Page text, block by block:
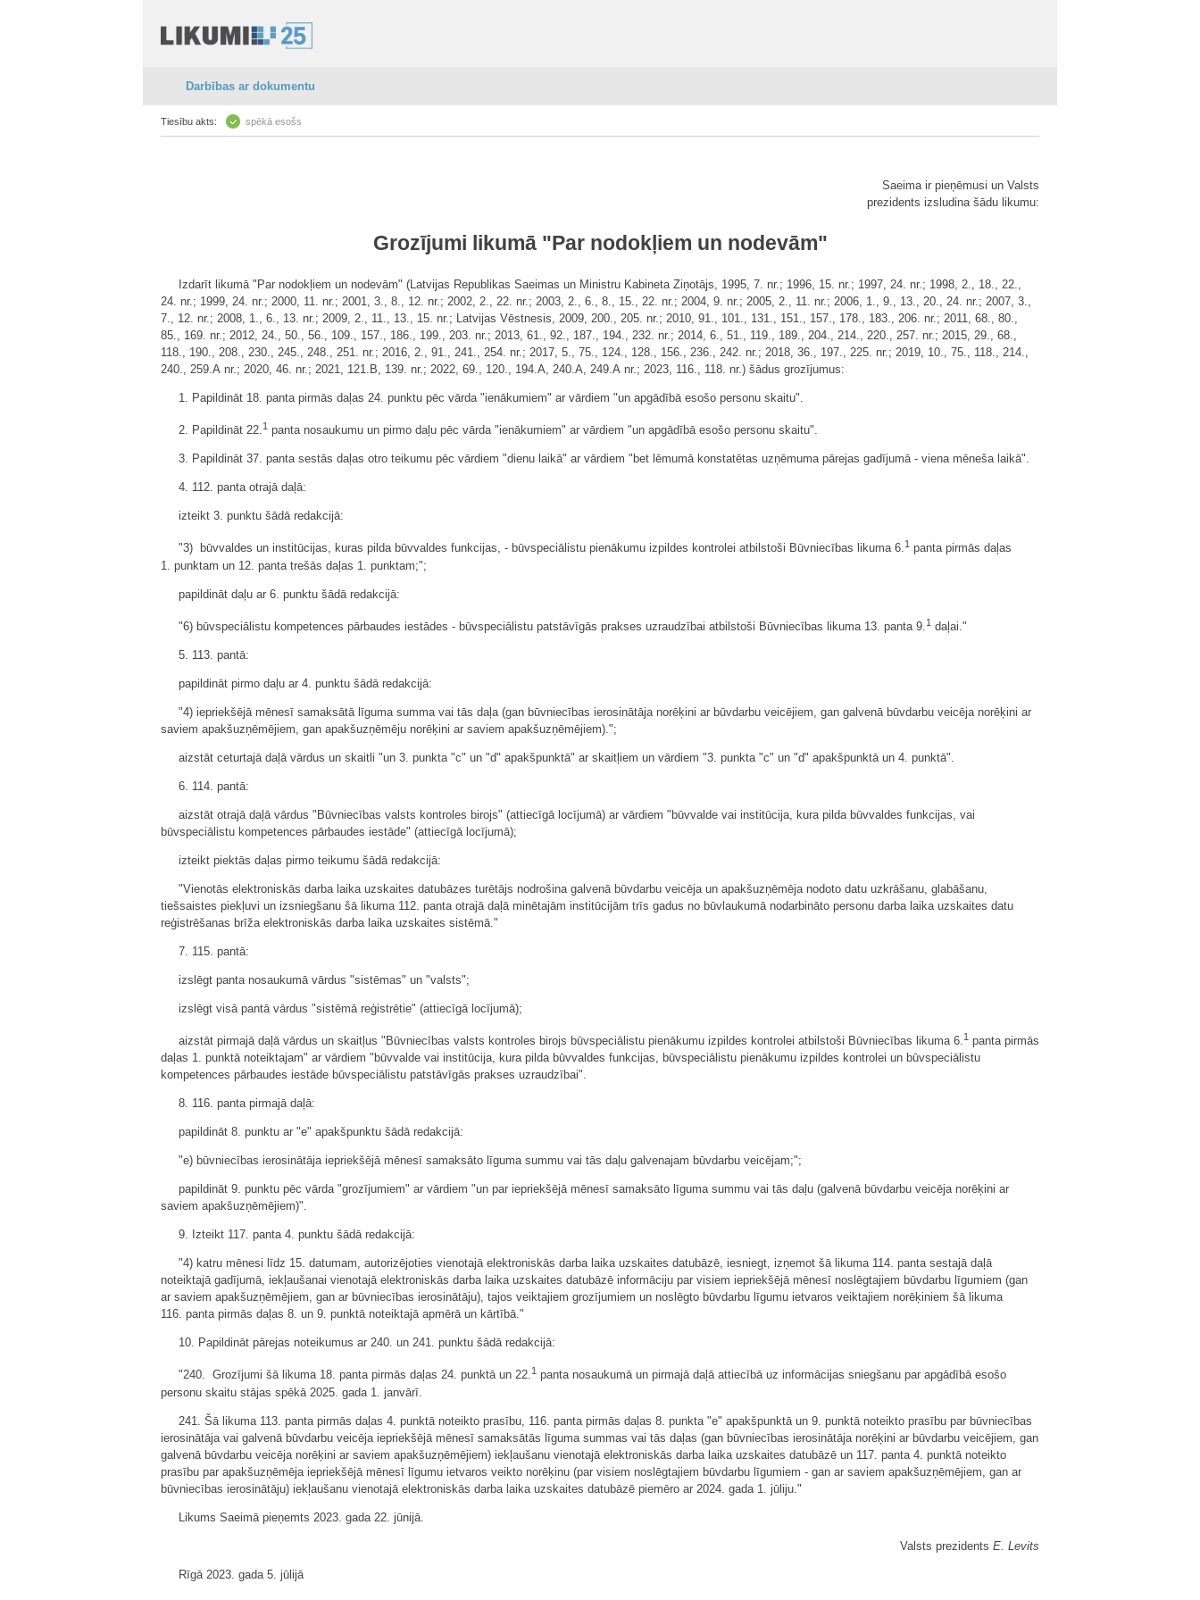
Darbības ar dokumentu
Tiesību akts: spēkā esošs
Saeima ir pieņēmusi un Valsts
prezidents izsludina šādu likumu:
Grozījumi likumā "Par nodokļiem un nodevām"
Izdarīt likumā "Par nodokļiem un nodevām" (Latvijas Republikas Saeimas un Ministru Kabineta Ziņotājs, 1995, 7. nr.; 1996, 15. nr.; 1997, 24. nr.; 1998, 2., 18., 22.,
24. nr.; 1999, 24. nr.; 2000, 11. nr.; 2001, 3., 8., 12. nr.; 2002, 2., 22. nr.; 2003, 2., 6., 8., 15., 22. nr.; 2004, 9. nr.; 2005, 2., 11. nr.; 2006, 1., 9., 13., 20., 24. nr.; 2007, 3.,
7., 12. nr.; 2008, 1., 6., 13. nr.; 2009, 2., 11., 13., 15. nr.; Latvijas Vēstnesis, 2009, 200., 205. nr.; 2010, 91., 101., 131., 151., 157., 178., 183., 206. nr.; 2011, 68., 80.,
85., 169. nr.; 2012, 24., 50., 56., 109., 157., 186., 199., 203. nr.; 2013, 61., 92., 187., 194., 232. nr.; 2014, 6., 51., 119., 189., 204., 214., 220., 257. nr.; 2015, 29., 68.,
118., 190., 208., 230., 245., 248., 251. nr.; 2016, 2., 91., 241., 254. nr.; 2017, 5., 75., 124., 128., 156., 236., 242. nr.; 2018, 36., 197., 225. nr.; 2019, 10., 75., 118., 214.,
240., 259.A nr.; 2020, 46. nr.; 2021, 121.B, 139. nr.; 2022, 69., 120., 194.A, 240.A, 249.A nr.; 2023, 116., 118. nr.) šādus grozījumus:
1. Papildināt 18. panta pirmās daļas 24. punktu pēc vārda "ienākumiem" ar vārdiem "un apgādībā esošo personu skaitu".
2. Papildināt 22.1 panta nosaukumu un pirmo daļu pēc vārda "ienākumiem" ar vārdiem "un apgādībā esošo personu skaitu".
3. Papildināt 37. panta sestās daļas otro teikumu pēc vārdiem "dienu laikā" ar vārdiem "bet lēmumā konstatētas uzņēmuma pārejas gadījumā - viena mēneša laikā".
4. 112. panta otrajā daļā:
izteikt 3. punktu šādā redakcijā:
"3) būvvaldes un institūcijas, kuras pilda būvvaldes funkcijas, - būvspeciālistu pienākumu izpildes kontrolei atbilstoši Būvniecības likuma 6.1 panta pirmās daļas
1. punktam un 12. panta trešās daļas 1. punktam;";
papildināt daļu ar 6. punktu šādā redakcijā:
"6) būvspeciālistu kompetences pārbaudes iestādes - būvspeciālistu patstāvīgās prakses uzraudzībai atbilstoši Būvniecības likuma 13. panta 9. 1 daļai."
5. 113. pantā:
papildināt pirmo daļu ar 4. punktu šādā redakcijā:
"4) iepriekšējā mēnesī samaksātā līguma summa vai tās daļa (gan būvniecības ierosinātāja norēķini ar būvdarbu veicējiem, gan galvenā būvdarbu veicēja norēķini ar
saviem apakšuzņēmējiem, gan apakšuzņēmēju norēķini ar saviem apakšuzņēmējiem).";
aizstāt ceturtajā daļā vārdus un skaitli "un 3. punkta "c" un "d" apakšpunktā" ar skaitļiem un vārdiem "3. punkta "c" un "d" apakšpunktā un 4. punktā".
6. 114. pantā:
aizstāt otrajā daļā vārdus "Būvniecības valsts kontroles birojs" (attiecīgā locījumā) ar vārdiem "būvvalde vai institūcija, kura pilda būvvaldes funkcijas, vai
būvspeciālistu kompetences pārbaudes iestāde" (attiecīgā locījumā);
izteikt piektās daļas pirmo teikumu šādā redakcijā:
"Vienotās elektroniskās darba laika uzskaites datubāzes turētājs nodrošina galvenā būvdarbu veicēja un apakšuzņēmēja nodoto datu uzkrāšanu, glabāšanu,
tiešsaistes piekļuvi un izsniegšanu šā likuma 112. panta otrajā daļā minētajām institūcijām trīs gadus no būvlaukumā nodarbināto personu darba laika uzskaites datu
reģistrēšanas brīža elektroniskās darba laika uzskaites sistēmā."
7. 115. pantā:
izslēgt panta nosaukumā vārdus "sistēmas" un "valsts";
izslēgt visā pantā vārdus "sistēmā reģistrētie" (attiecīgā locījumā);
aizstāt pirmajā daļā vārdus un skaitļus "Būvniecības valsts kontroles birojs būvspeciālistu pienākumu izpildes kontrolei atbilstoši Būvniecības likuma 6.1 panta pirmās
daļas 1. punktā noteiktajam" ar vārdiem "būvvalde vai institūcija, kura pilda būvvaldes funkcijas, būvspeciālistu pienākumu izpildes kontrolei un būvspeciālistu
kompetences pārbaudes iestāde būvspeciālistu patstāvīgās prakses uzraudzībai".
8. 116. panta pirmajā daļā:
papildināt 8. punktu ar "e" apakšpunktu šādā redakcijā:
"e) būvniecības ierosinātāja iepriekšējā mēnesī samaksāto līguma summu vai tās daļu galvenajam būvdarbu veicējam;";
papildināt 9. punktu pēc vārda "grozījumiem" ar vārdiem "un par iepriekšējā mēnesī samaksāto līguma summu vai tās daļu (galvenā būvdarbu veicēja norēķini ar
saviem apakšuzņēmējiem)".
9. Izteikt 117. panta 4. punktu šādā redakcijā:
"4) katru mēnesi līdz 15. datumam, autorizējoties vienotajā elektroniskās darba laika uzskaites datubāzē, iesniegt, izņemot šā likuma 114. panta sestajā daļā
noteiktajā gadījumā, iekļaušanai vienotajā elektroniskās darba laika uzskaites datubāzē informāciju par visiem iepriekšējā mēnesī noslēgtajiem būvdarbu līgumiem (gan
ar saviem apakšuzņēmējiem, gan ar būvniecības ierosinātāju), tajos veiktajiem grozījumiem un noslēgto būvdarbu līgumu ietvaros veiktajiem norēķiniem šā likuma
116. panta pirmās daļas 8. un 9. punktā noteiktajā apmērā un kārtībā."
10. Papildināt pārejas noteikumus ar 240. un 241. punktu šādā redakcijā:
"240. Grozījumi šā likuma 18. panta pirmās daļas 24. punktā un 22.1 panta nosaukumā un pirmajā daļā attiecībā uz informācijas sniegšanu par apgādībā esošo
personu skaitu stājas spēkā 2025. gada 1. janvārī.
241. Šā likuma 113. panta pirmās daļas 4. punktā noteikto prasību, 116. panta pirmās daļas 8. punkta "e" apakšpunktā un 9. punktā noteikto prasību par būvniecības
ierosinātāja vai galvenā būvdarbu veicēja iepriekšējā mēnesī samaksātās līguma summas vai tās daļas (gan būvniecības ierosinātāja norēķini ar būvdarbu veicējiem, gan
galvenā būvdarbu veicēja norēķini ar saviem apakšuzņēmējiem) iekļaušanu vienotajā elektroniskās darba laika uzskaites datubāzē un 117. panta 4. punktā noteikto
prasību par apakšuzņēmēja iepriekšējā mēnesī līgumu ietvaros veikto norēķinu (par visiem noslēgtajiem būvdarbu līgumiem - gan ar saviem apakšuzņēmējiem, gan ar
būvniecības ierosinātāju) iekļaušanu vienotajā elektroniskās darba laika uzskaites datubāzē piemēro ar 2024. gada 1. jūliju."
Likums Saeimā pieņemts 2023. gada 22. jūnijā.
Valsts prezidents E. Levits
Rīgā 2023. gada 5. jūlijā